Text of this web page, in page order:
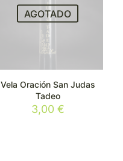
AGOTADO
Vela Oración San Judas
Tadeo
3,00 €